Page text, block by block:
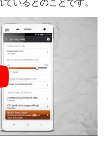
いるとのことです。